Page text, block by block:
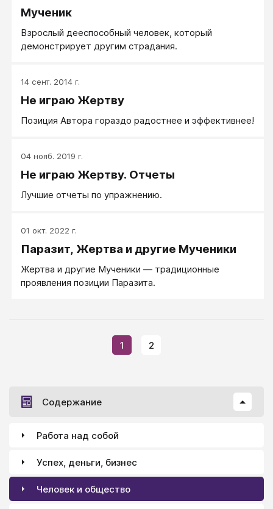
Мученик
Взрослый дееспособный человек, который
демонстрирует другим страдания.
14 сент. 2014 г.
Не играю Жертву
Позиция Автора гораздо радостнее и эффективнее!
04 нояб. 2019 г.
Не играю Жертву. Отчеты
Лучшие отчеты по упражнению.
01 окт. 2022 г.
Паразит, Жертва и другие Мученики
Жертва и другие Мученики — традиционные
проявления позиции Паразита.
1 2
Содержание
Работа над собой
Успех, деньги, бизнес
Человек и общество